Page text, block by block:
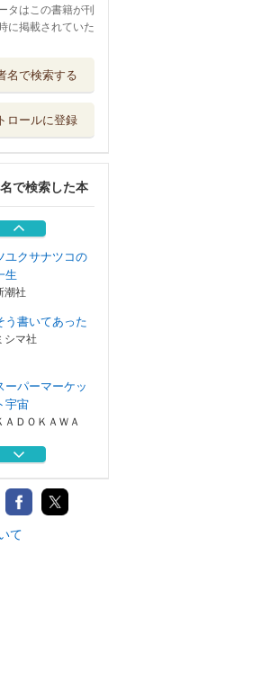
タはこの書籍が刊
に掲載されていた
名で検索する
ロールに登録
で検索した本
宇宙
ウラさんの友達
っくりポック
シマ社
ユクサナツコの
生
潮社
う書いてあった
シマ社
ーパーマーケッ
宇宙
ＡＤＯＫＡＷＡ
ウラさんの友達
ゆっくりポック
シマ社
て